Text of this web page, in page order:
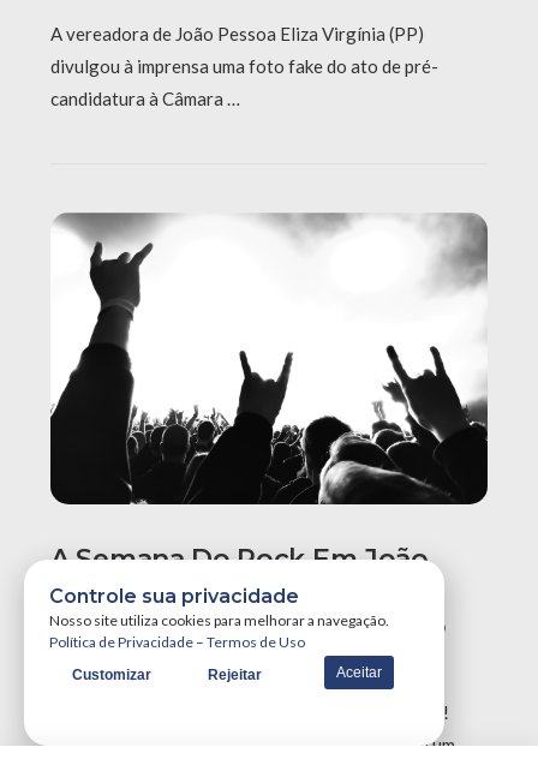
A vereadora de João Pessoa Eliza Virgínia (PP)
divulgou à imprensa uma foto fake do ato de pré-
candidatura à Câmara …
A Semana Do Rock Em João
Pessoa Promete Um Dos
Maiores Finais De Semana Do
A Semana do Rock em João Pessoa tá destruidora!
Simplesmente teremos três grandes eventos em um
Controle sua privacidade
Nosso site utiliza cookies para melhorar a navegação.
Política de Privacidade – Termos de Uso
Customizar Rejeitar Aceitar